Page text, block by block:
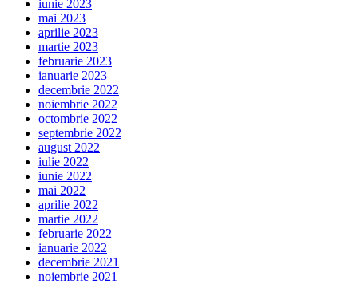
iunie 2023
mai 2023
aprilie 2023
martie 2023
februarie 2023
ianuarie 2023
decembrie 2022
noiembrie 2022
octombrie 2022
septembrie 2022
august 2022
iulie 2022
iunie 2022
mai 2022
aprilie 2022
martie 2022
februarie 2022
ianuarie 2022
decembrie 2021
noiembrie 2021